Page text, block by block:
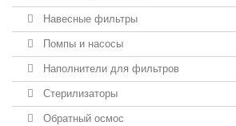
Навесные фильтры
Помпы и насосы
Наполнители для фильтров
Стерилизаторы
Обратный осмос